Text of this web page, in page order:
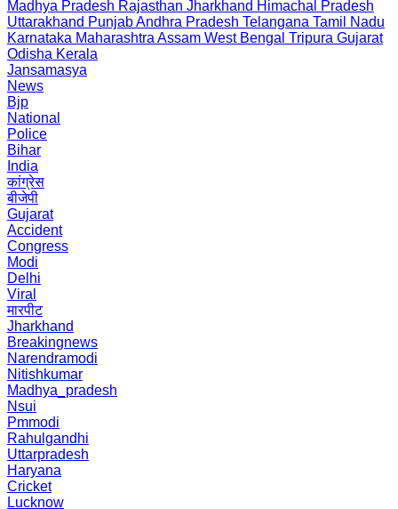
Madhya Pradesh Rajasthan Jharkhand Himachal Pradesh
Uttarakhand PunjabAndhra Pradesh Telangana Tamil Nadu
Karnataka Maharashtra Assam West Bengal Tripura Gujarat
Odisha Kerala
Jansamasya
News
Bjp
National
Police
Bihar
India
कांग्रेस
बीजेपी
Gujarat
Accident
Congress
Modi
Delhi
Viral
मारपीट
Jharkhand
Breakingnews
Narendramodi
Nitishkumar
Madhya_pradesh
Nsui
Pmmodi
Rahulgandhi
Uttarpradesh
Haryana
Cricket
Lucknow